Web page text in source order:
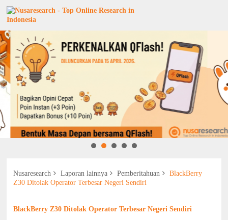
Nusaresearch Laporan lainnya Pemberitahuan
BlackBerry
Z30 Ditolak Operator Terbesar Negeri Sendiri
BlackBerry Z30 Ditolak Operator Terbesar Negeri Sendiri